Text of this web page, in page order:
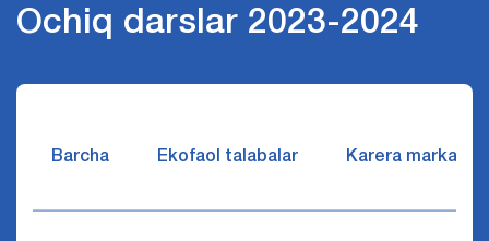
Ochiq darslar 2023-2024
Barcha Ekofaol talabalar Karera markazi